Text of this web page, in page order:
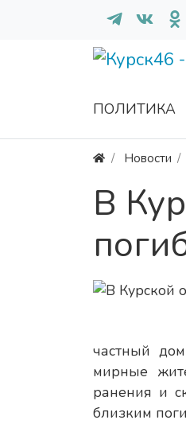
ПОЛИТИКА
Новости
В
частный
мирные
ранения и
близким